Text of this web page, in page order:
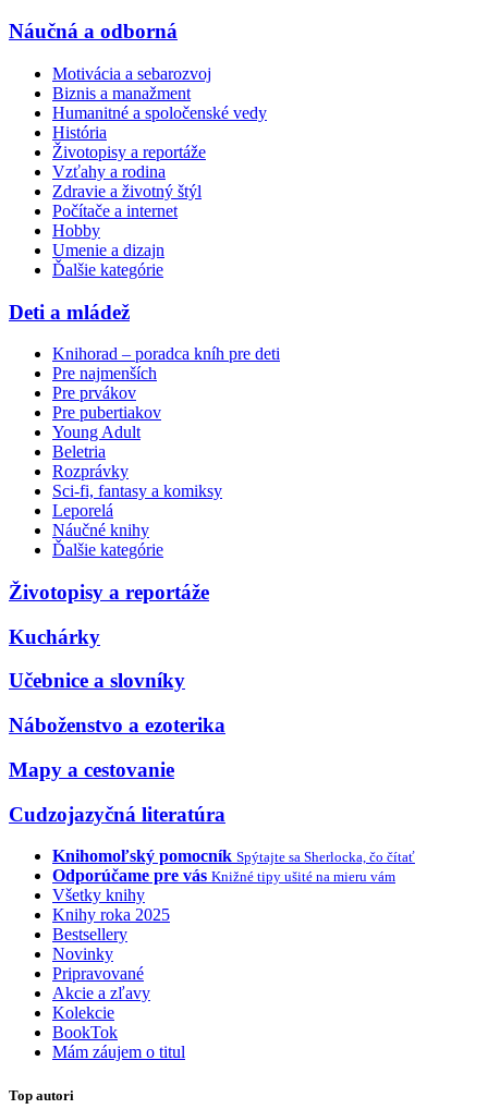
Náučná a odborná
Motivácia a sebarozvoj
Biznis a manažment
Humanitné a spoločenské vedy
História
Životopisy a reportáže
Vzťahy a rodina
Zdravie a životný štýl
Počítače a internet
Hobby
Umenie a dizajn
Ďalšie kategórie
Deti a mládež
Knihorad – poradca kníh pre deti
Pre najmenších
Pre prvákov
Pre pubertiakov
Young Adult
Beletria
Rozprávky
Sci-fi, fantasy a komiksy
Leporelá
Náučné knihy
Ďalšie kategórie
Životopisy a reportáže
Kuchárky
Učebnice a slovníky
Náboženstvo a ezoterika
Mapy a cestovanie
Cudzojazyčná literatúra
Knihomoľský pomocník Spýtajte sa Sherlocka, čo čítať
Odporúčame pre vás Knižné tipy ušité na mieru vám
Všetky knihy
Knihy roka 2025
Bestsellery
Novinky
Pripravované
Akcie a zľavy
Kolekcie
BookTok
Mám záujem o titul
Top autori